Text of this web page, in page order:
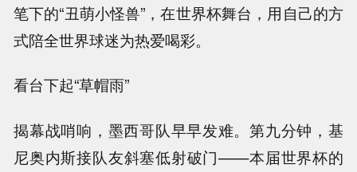
笔下的“丑萌小怪兽”，在世界杯舞台，用自己的方
式陪全世界球迷为热爱喝彩。
看台下起“草帽雨”
揭幕战哨响，墨西哥队早早发难。第九分钟，基
尼奥内斯接队友斜塞低射破门——本届世界杯的